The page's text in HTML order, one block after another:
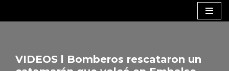
VIDEOS l Bomberos rescataron un